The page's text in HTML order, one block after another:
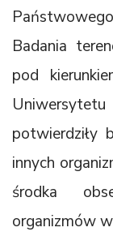
Badania
pod
potwierdziły
innych
środka
organizmów